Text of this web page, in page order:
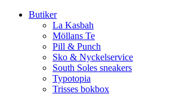
Butiker
La Kasbah
Möllans Te
Pill & Punch
Sko & Nyckelservice
South Soles sneakers
Typotopia
Trisses bokbox